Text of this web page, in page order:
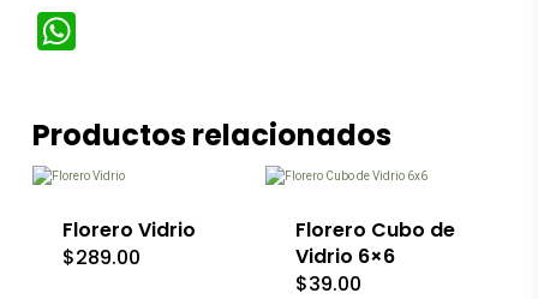
WhatsApp
Productos relacionados
Florero Vidrio
$289.00
Florero Cubo de
Vidrio 6×6
$39.00